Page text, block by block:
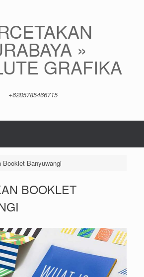
»
GRAFIKA
+6285785466715
Booklet Banyuwangi
BOOKLET